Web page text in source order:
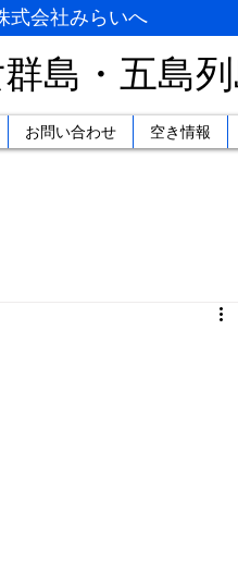
式会社みらいへ
島・五島
お問い合わせ 空き情報